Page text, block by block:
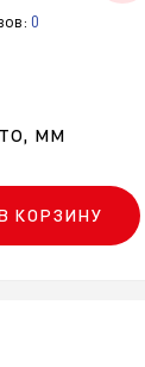
0
мм
КОРЗИНУ